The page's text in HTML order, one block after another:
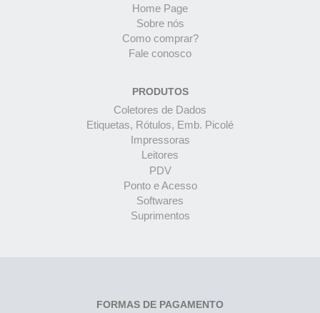
Home Page
Sobre nós
Como comprar?
Fale conosco
PRODUTOS
Coletores de Dados
Etiquetas, Rótulos, Emb. Picolé
Impressoras
Leitores
PDV
Ponto e Acesso
Softwares
Suprimentos
FORMAS DE PAGAMENTO